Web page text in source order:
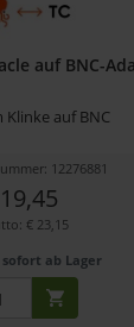
auf BNC-
Klinke auf BNC
12276881
€ 23,15
sofort ab Lager